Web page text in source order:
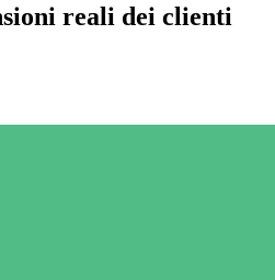
reali dei clienti